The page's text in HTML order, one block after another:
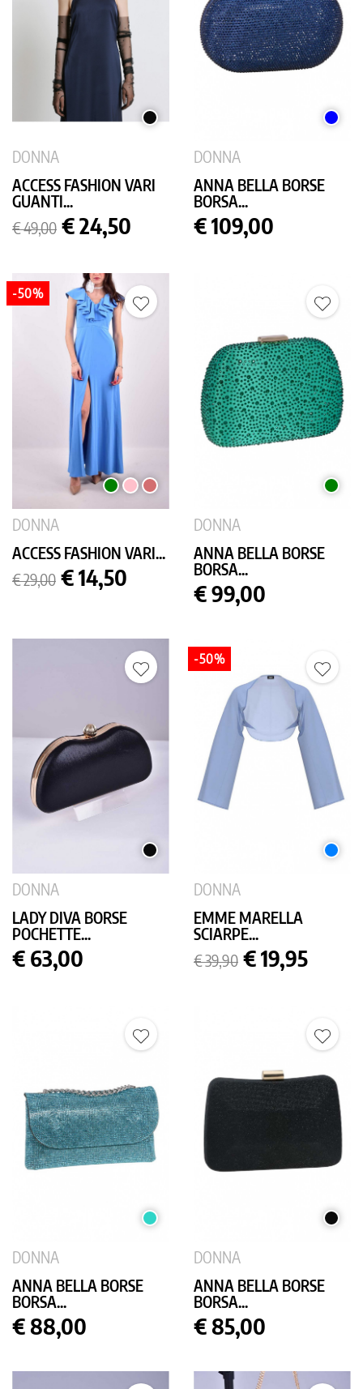
NERO
DONNA
ACCESS FASHION VARI
GUANTI...
Prezzo
base
€ 49,00 Prezzo
€ 24,50
BLU
DONNA
ANNA BELLA BORSE
BORSA...
Prezzo
€ 109,00
VERDE
ROSAROSA
DONNA
ACCESS FASHION VARI...
Prezzo
base
€ 29,00 Prezzo
€ 14,50
-50%
VERDE
DONNA
ANNA BELLA BORSE
BORSA...
Prezzo
€ 99,00
NERO
DONNA
LADY DIVA BORSE
POCHETTE...
Prezzo
€ 63,00
DONNA
EMME MARELLA
SCIARPE...
Prezzo
base
€ 39,90 Prezzo
€ 19,95
-50%
TURCHESE
DONNA
ANNA BELLA BORSE
BORSA...
Prezzo
€ 88,00
NERO
DONNA
ANNA BELLA BORSE
BORSA...
Prezzo
€ 85,00